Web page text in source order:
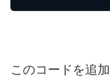
このコードを追